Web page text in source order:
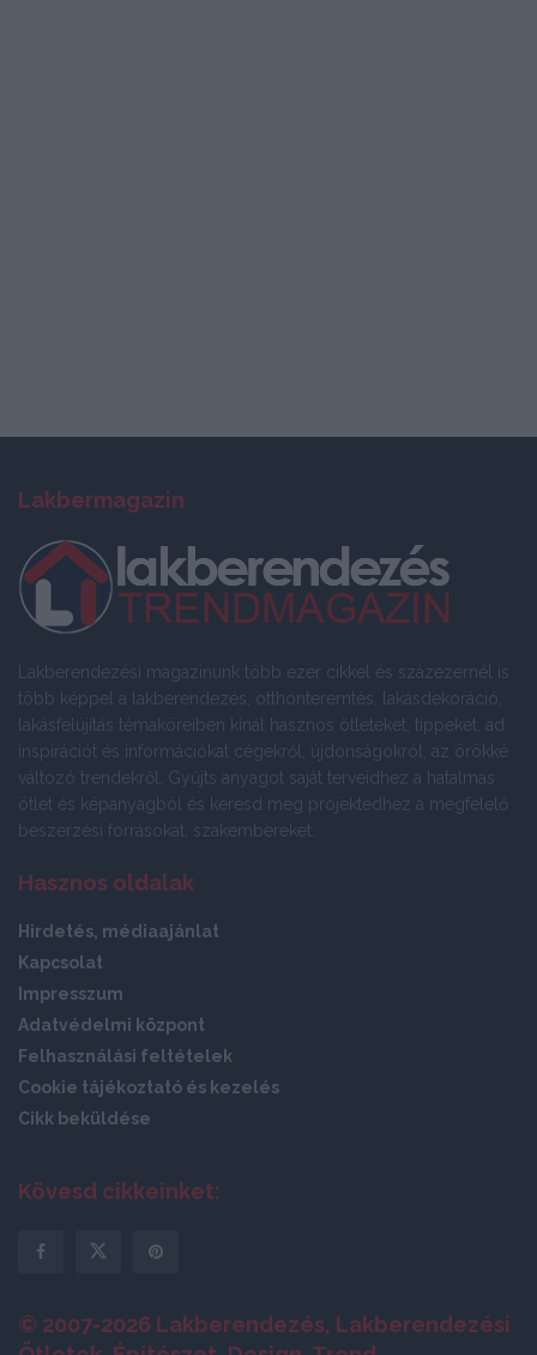
Lakbermagazin
Lakberendezési magazinunk több ezer cikkel és százezernél is
több képpel a lakberendezés, otthonteremtés, lakásdekoráció,
lakásfelújítás témaköreiben kínál hasznos ötleteket, tippeket, ad
inspirációt és információkat cégekről, újdonságokról, az örökké
változó trendekről. Gyűjts anyagot saját terveidhez a hatalmas
ötlet és képanyagból és keresd meg projektedhez a megfelelő
beszerzési forrásokat, szakembereket.
Hasznos oldalak
Hirdetés, médiaajánlat
Kapcsolat
Impresszum
Adatvédelmi központ
Felhasználási feltételek
Cookie tájékoztató és kezelés
Cikk beküldése
Kövesd cikkeinket:
© 2007-2026 Lakberendezés, Lakberendezési